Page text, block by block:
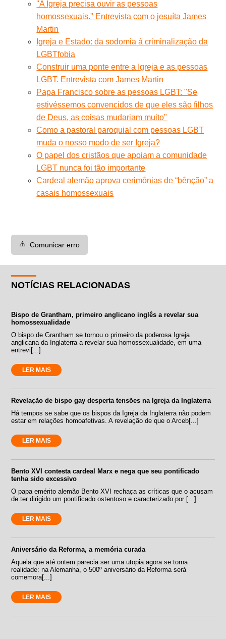
''A Igreja precisa ouvir as pessoas
homossexuais.'' Entrevista com o jesuíta James
Martin
Igreja e Estado: da sodomia à criminalização da
LGBTfobia
Construir uma ponte entre a Igreja e as pessoas
LGBT. Entrevista com James Martin
Papa Francisco sobre as pessoas LGBT: "Se
estivéssemos convencidos de que eles são filhos
de Deus, as coisas mudariam muito"
Como a pastoral paroquial com pessoas LGBT
muda o nosso modo de ser Igreja?
O papel dos cristãos que apoiam a comunidade
LGBT nunca foi tão importante
Cardeal alemão aprova cerimônias de “bênção” a
casais homossexuais
⚠️ Comunicar erro
NOTÍCIAS RELACIONADAS
Bispo de Grantham, primeiro anglicano inglês a revelar sua
homossexualidade
O bispo de Grantham se tornou o primeiro da poderosa Igreja
anglicana da Inglaterra a revelar sua homossexualidade, em uma
entrevi[...]
LER MAIS
Revelação de bispo gay desperta tensões na Igreja da Inglaterra
Há tempos se sabe que os bispos da Igreja da Inglaterra não podem
estar em relações homoafetivas. A revelação de que o Arceb[...]
LER MAIS
Bento XVI contesta cardeal Marx e nega que seu pontificado
tenha sido excessivo
O papa emérito alemão Bento XVI rechaça as críticas que o acusam
de ter dirigido um pontificado ostentoso e caracterizado por [...]
LER MAIS
Aniversário da Reforma, a memória curada
Aquela que até ontem parecia ser uma utopia agora se torna
realidade: na Alemanha, o 500º aniversário da Reforma será
comemora[...]
LER MAIS